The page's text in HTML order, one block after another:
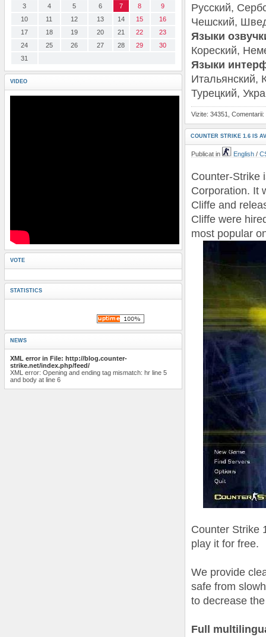
3
4 5 6 7 8
9
10
11 12 13 14 15
16
17
18 19 20 21 22
23
24
25 26 27 28 29
30
31
VIDEO
VOTE
STATISTICS
NEWS
XML error in File: http://blog.counter-
strike.net/index.php/feed/
XML error: Opening and ending tag mismatch: hr line 5
and body at line 6
Русский,
Чешский,
Языки
Кореский,
Языки
Итальянский,
Турецкий,
Vizite: 34351, Comentarii:
COUNTER STRIKE 1.6 IS
Publicat in English /
Counter-Strike
Corporation. It
Cliffe and
Cliffe were
most popular
Counter Strike
play it for free.
We provide
safe from
to decrease
Full